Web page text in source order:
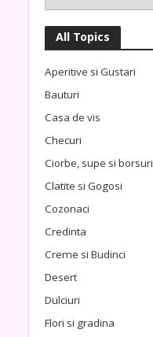
All Topics
Aperitive si Gustari
Bauturi
Casa de vis
Checuri
Ciorbe, supe si borsuri
Clatite si Gogosi
Cozonaci
Credinta
Creme si Budinci
Desert
Dulciuri
Flori si gradina